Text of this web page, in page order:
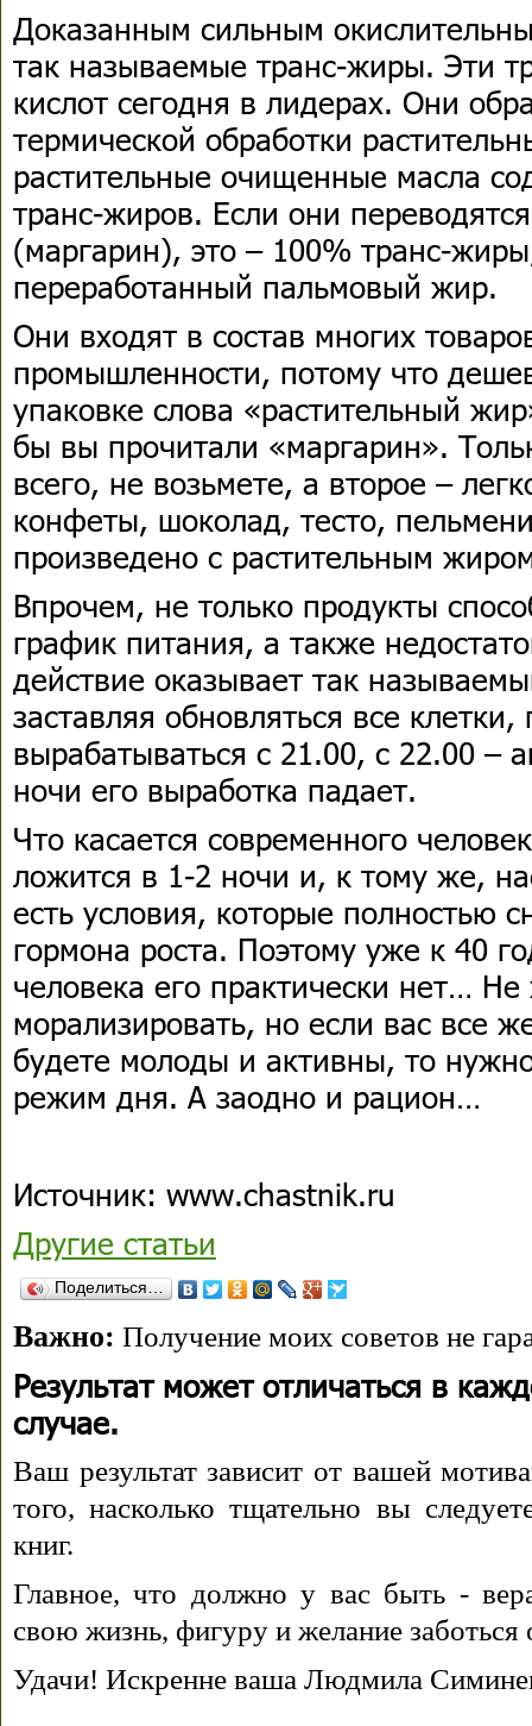
Доказанным сильным
так называемые транс-жиры. Эти
кислот сегодня в лидерах. Они
термической обработки
растительные очищенные масла
транс-жиров. Если они
(маргарин), это – 100% транс-
переработанный пальмовый жир.
Они входят в состав многих
промышленности, потому что
упаковке слова «растительный
бы вы прочитали «маргарин».
всего, не возьмете, а второе –
конфеты, шоколад, тесто,
произведено с растительным
Впрочем, не только продукты
график питания, а также
действие оказывает так
заставляя обновляться все
вырабатываться с 21.00, с 22.00 –
ночи его выработка падает.
Что касается современного
ложится в 1-2 ночи и, к тому же,
есть условия, которые полностью
гормона роста. Поэтому уже к 40
человека его практически нет… Не
морализировать, но если вас все
будете молоды и активны, то
режим дня. А заодно и рацион…
Источник: www.chastnik.ru
Другие статьи
Поделиться…
Важно: Получение моих советов не
Результат может отличаться в
случае.
Ваш результат зависит от вашей
того, насколько тщательно вы
книг.
Главное, что должно у вас быть -
свою жизнь, фигуру и желание заботься
Удачи! Искренне ваша Людмила